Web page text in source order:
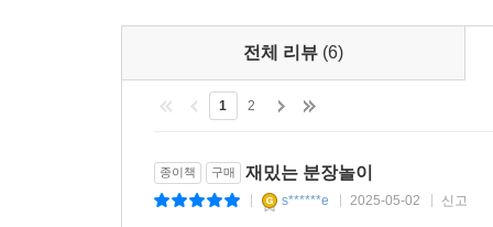
전체 리뷰 (6)
1 2
종이책 구매 재밌는 분장놀이
s******e 2025-05-02 신고